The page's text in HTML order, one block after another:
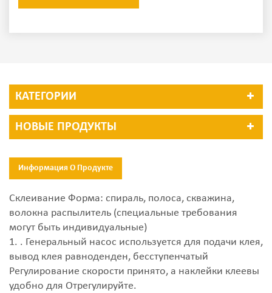
КАТЕГОРИИ
НОВЫЕ ПРОДУКТЫ
Информация О Продукте
Склеивание Форма: спираль, полоса, скважина,
волокна распылитель (специальные требования
могут быть индивидуальные)
1. . Генеральный насос используется для подачи клея,
вывод клея равноденден, бесступенчатый
Регулирование скорости принято, а наклейки клеевы
удобно для Отрегулируйте.